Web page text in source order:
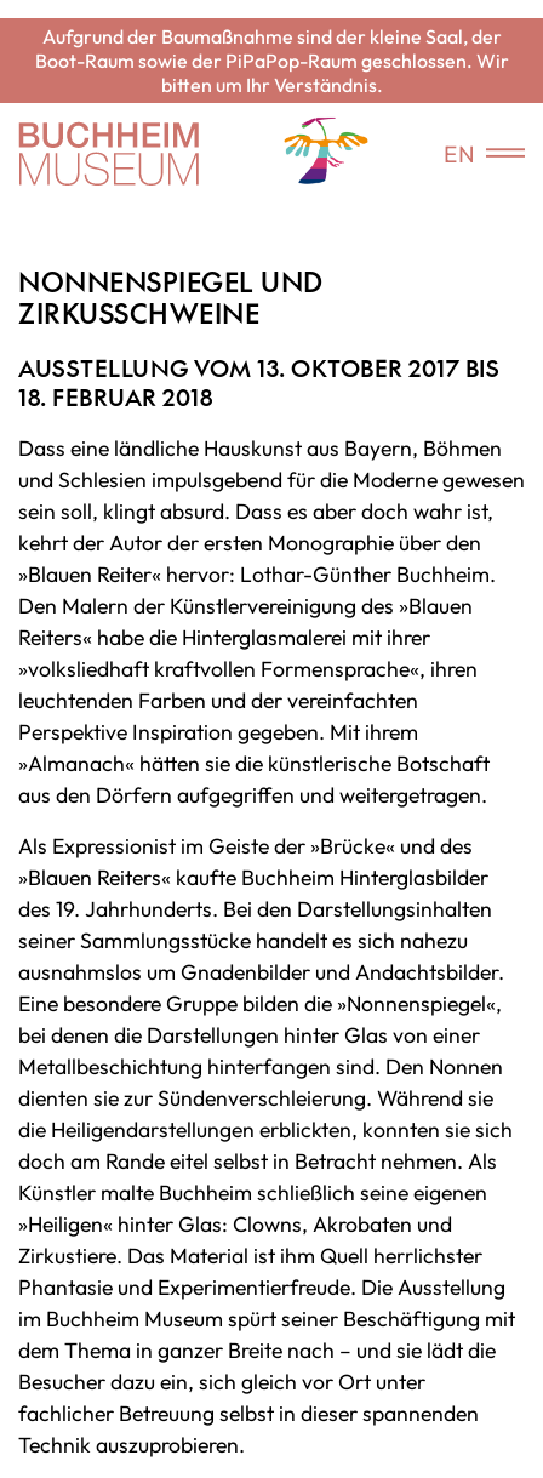
Aufgrund der Baumaßnahme sind der kleine Saal, der
Boot-Raum sowie der PiPaPop-Raum geschlossen. Wir
bitten um Ihr Verständnis.
EN
NONNENSPIEGEL UND
ZIRKUSSCHWEINE
AUSSTELLUNG VOM 13. OKTOBER 2017 BIS
18. FEBRUAR 2018
Dass eine ländliche Hauskunst aus Bayern, Böhmen
und Schlesien impulsgebend für die Moderne gewesen
sein soll, klingt absurd. Dass es aber doch wahr ist,
kehrt der Autor der ersten Monographie über den
»Blauen Reiter« hervor: Lothar-Günther Buchheim.
Den Malern der Künstlervereinigung des »Blauen
Reiters« habe die Hinterglasmalerei mit ihrer
»volksliedhaft kraftvollen Formensprache«, ihren
leuchtenden Farben und der vereinfachten
Perspektive Inspiration gegeben. Mit ihrem
»Almanach« hätten sie die künstlerische Botschaft
aus den Dörfern aufgegriffen und weitergetragen.
Als Expressionist im Geiste der »Brücke« und des
»Blauen Reiters« kaufte Buchheim Hinterglasbilder
des 19. Jahrhunderts. Bei den Darstellungsinhalten
seiner Sammlungsstücke handelt es sich nahezu
ausnahmslos um Gnadenbilder und Andachtsbilder.
Eine besondere Gruppe bilden die »Nonnenspiegel«,
bei denen die Darstellungen hinter Glas von einer
Metallbeschichtung hinterfangen sind. Den Nonnen
dienten sie zur Sündenverschleierung. Während sie
die Heiligendarstellungen erblickten, konnten sie sich
doch am Rande eitel selbst in Betracht nehmen. Als
Künstler malte Buchheim schließlich seine eigenen
»Heiligen« hinter Glas: Clowns, Akrobaten und
Zirkustiere. Das Material ist ihm Quell herrlichster
Phantasie und Experimentierfreude. Die Ausstellung
im Buchheim Museum spürt seiner Beschäftigung mit
dem Thema in ganzer Breite nach – und sie lädt die
Besucher dazu ein, sich gleich vor Ort unter
fachlicher Betreuung selbst in dieser spannenden
Technik auszuprobieren.